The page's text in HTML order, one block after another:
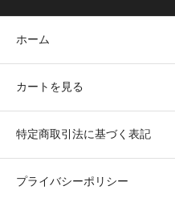
ホーム
カートを見る
特定商取引法に基づく表記
プライバシーポリシー